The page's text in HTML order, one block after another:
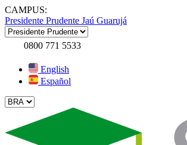
CAMPUS:
Presidente Prudente Jaú Guarujá
0800 771 5533
English
Español